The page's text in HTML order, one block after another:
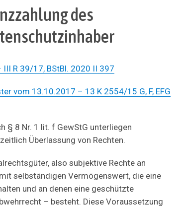
des
R 39/17, BStBl. 2020 II 397
vom 13.10.2017 – 13 K 2554/15 G, F, EFG
§ 8 Nr. 1 lit. f GewStG unterliegen
Überlassung von Rechten.
also subjektive Rechte an
selbständigen Vermögenswert, die eine
und an denen eine geschützte
– besteht. Diese Voraussetzung